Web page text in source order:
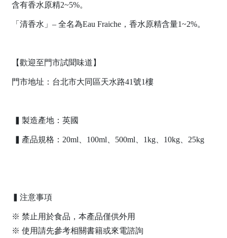
含有香水原精2~5%。
「清香水」– 全名為Eau Fraiche，香水原精含量1~2%。
【歡迎至門市試聞味道】
門市地址：台北市大同區天水路41號1樓
▍製造產地：英國
▍產品規格：20ml、100ml、500ml、1kg、10kg、25kg
▍注意事項
※ 禁止用於食品，本產品僅供外用
※ 使用請先參考相關書籍或來電諮詢